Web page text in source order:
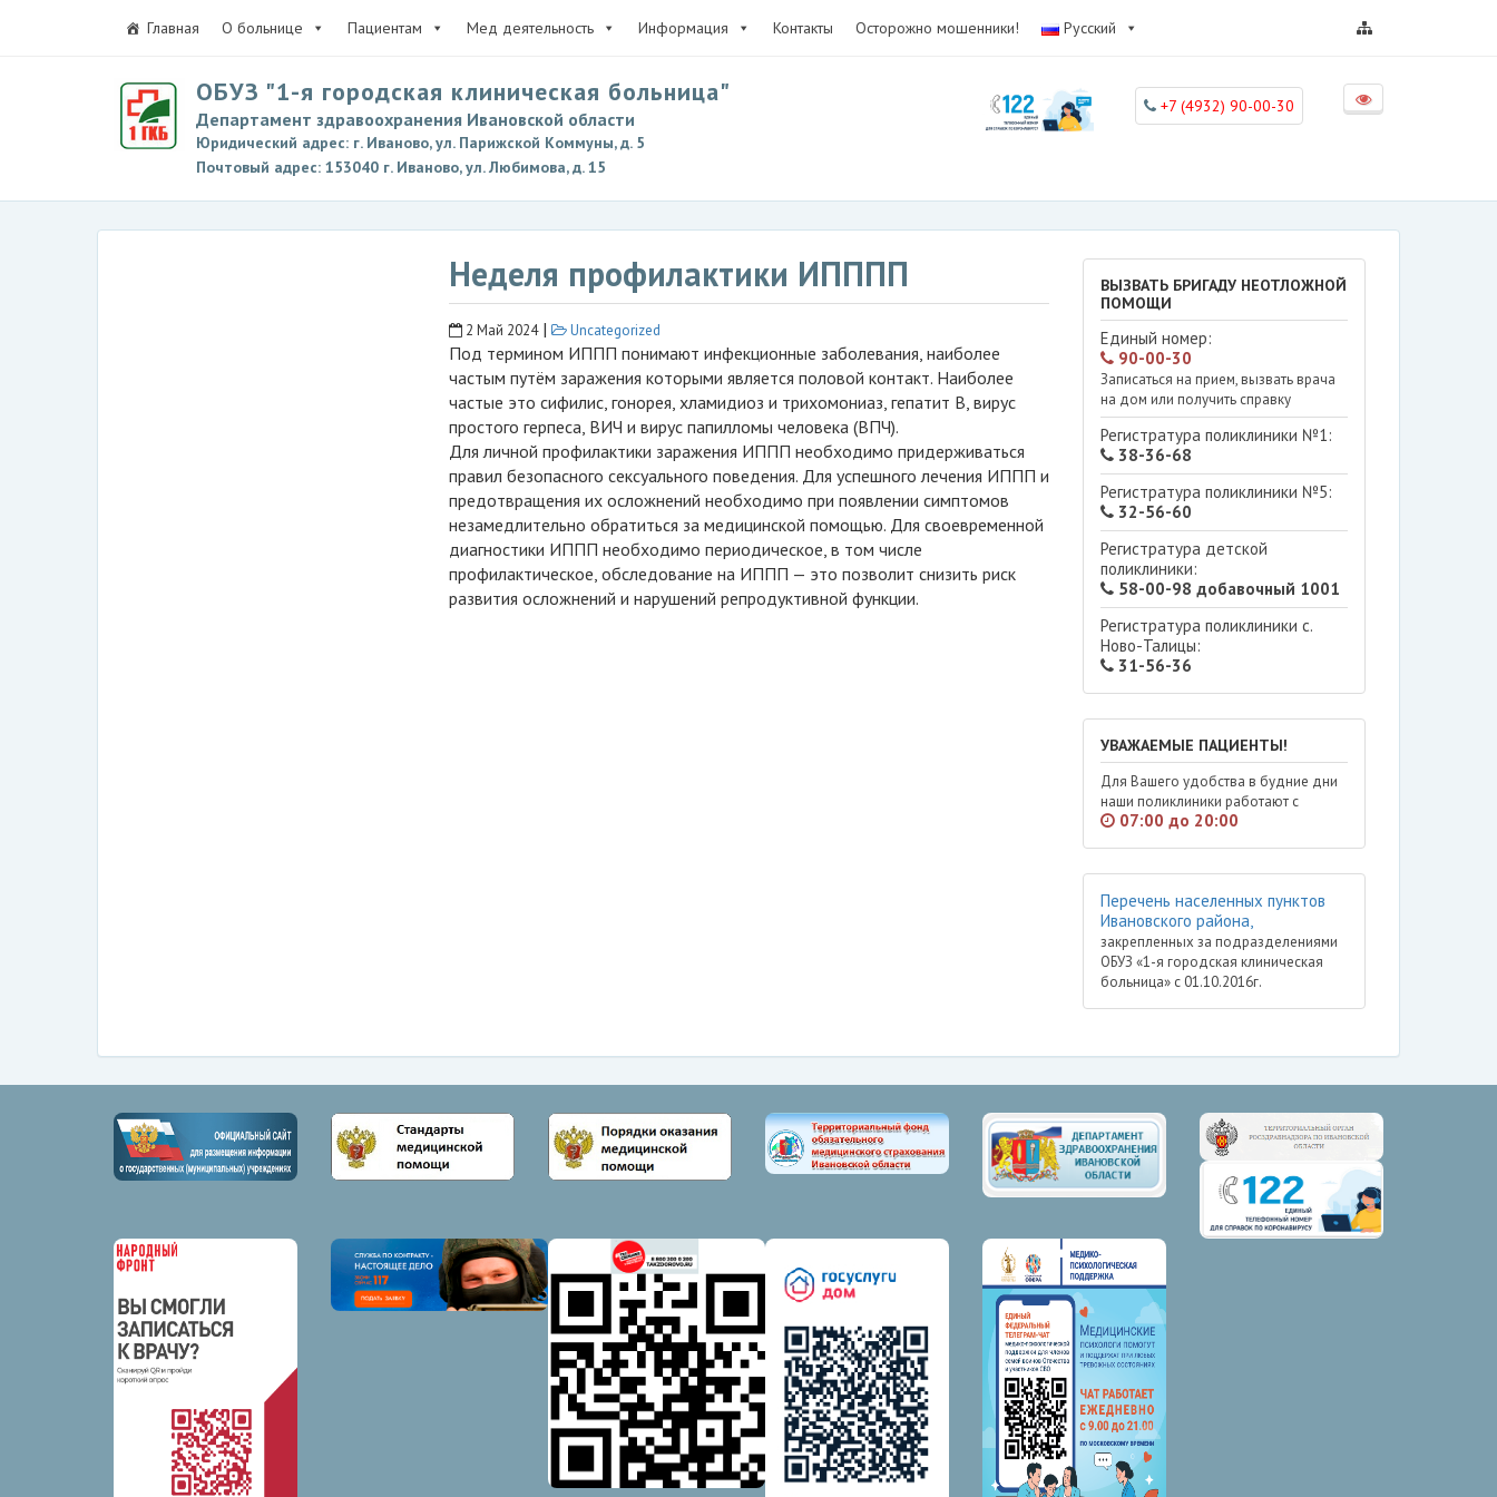
Главная О больнице Пациентам Мед деятельность Информация Контакты Осторожно мошенники! Русский
ОБУЗ "1-я городская клиническая больница"
Департамент здравоохранения Ивановской области
Юридический адрес: г. Иваново, ул. Парижской Коммуны, д. 5
Почтовый адрес: 153040 г. Иваново, ул. Любимова, д. 15
+7 (4932) 90-00-30
Неделя профилактики ИПППП
2 Май 2024| Uncategorized
Под термином ИППП понимают инфекционные заболевания, наиболее
частым путём заражения которыми является половой контакт. Наиболее
частые это сифилис, гонорея, хламидиоз и трихомониаз, гепатит В, вирус
простого герпеса, ВИЧ и вирус папилломы человека (ВПЧ).
Для личной профилактики заражения ИППП необходимо придерживаться
правил безопасного сексуального поведения. Для успешного лечения ИППП и
предотвращения их осложнений необходимо при появлении симптомов
незамедлительно обратиться за медицинской помощью. Для своевременной
диагностики ИППП необходимо периодическое, в том числе
профилактическое, обследование на ИППП — это позволит снизить риск
развития осложнений и нарушений репродуктивной функции.
ВЫЗВАТЬ БРИГАДУ НЕОТЛОЖНОЙ
ПОМОЩИ
Единый номер:
90-00-30
Записаться на прием, вызвать врача
на дом или получить справку
Регистратура поликлиники №1:
38-36-68
Регистратура поликлиники №5:
32-56-60
Регистратура детской
поликлиники:
58-00-98 добавочный 1001
Регистратура поликлиники с.
Ново-Талицы:
31-56-36
УВАЖАЕМЫЕ ПАЦИЕНТЫ!
Для Вашего удобства в будние дни
наши поликлиники работают с
07:00 до 20:00
Перечень населенных пунктов
Ивановского района,
закрепленных за подразделениями
ОБУЗ «1-я городская клиническая
больница» с 01.10.2016г.